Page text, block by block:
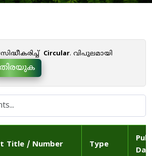
Circular. വിപുലമായി
തിരയുക
Title / Number Type